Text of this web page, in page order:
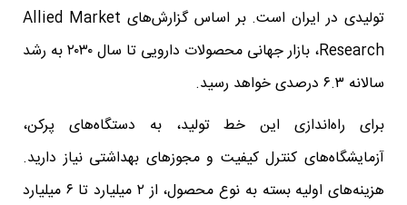
تولیدی در ایران است. بر اساس گزارش‌های Allied Market
Research، بازار جهانی محصولات دارویی تا سال ۲۰۳۰ به رشد
سالانه ۶.۳ درصدی خواهد رسید.
برای راه‌اندازی این خط تولید، به دستگاه‌های پرکن،
آزمایشگاه‌های کنترل کیفیت و مجوزهای بهداشتی نیاز دارید.
هزینه‌های اولیه بسته به نوع محصول، از ۲ میلیارد تا ۶ میلیارد